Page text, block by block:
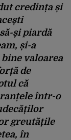
credința și
și piardă
și-a
valoarea
de
că
într-o
greutățile
în